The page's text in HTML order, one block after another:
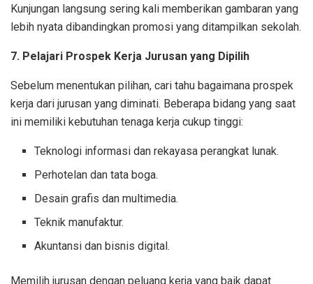
Kunjungan langsung sering kali memberikan gambaran yang
lebih nyata dibandingkan promosi yang ditampilkan sekolah.
7. Pelajari Prospek Kerja Jurusan yang Dipilih
Sebelum menentukan pilihan, cari tahu bagaimana prospek
kerja dari jurusan yang diminati. Beberapa bidang yang saat
ini memiliki kebutuhan tenaga kerja cukup tinggi:
Teknologi informasi dan rekayasa perangkat lunak.
Perhotelan dan tata boga.
Desain grafis dan multimedia.
Teknik manufaktur.
Akuntansi dan bisnis digital.
Memilih jurusan dengan peluang kerja yang baik dapat